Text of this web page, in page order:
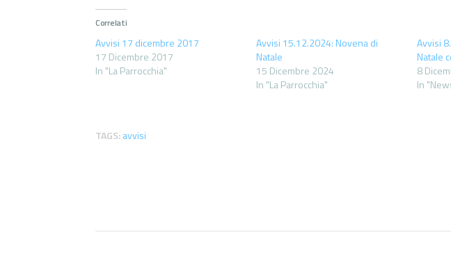
Correlati
Avvisi 17 dicembre 2017
17 Dicembre 2017
In "La Parrocchia"
Avvisi 15.12.2024: Novena di
Natale
15 Dicembre 2024
In "La Parrocchia"
Avvisi
Natale
8
In
TAGS:avvisi